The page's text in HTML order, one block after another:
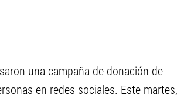
una campaña de donación de
en redes sociales. Este martes,